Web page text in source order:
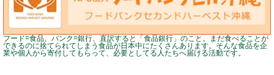
フード=食品、バンク=銀行、直訳すると「食品銀行」のこと。まだ食べることが
できるのに捨てられてしまう食品が日本中にたくさんあります。そんな食品を企
業や個人から寄付してもらって、必要としてる人たちへ届ける活動です。